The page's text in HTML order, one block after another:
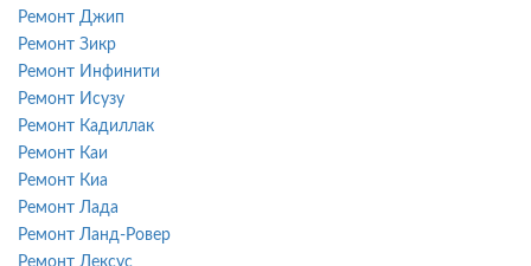
Ремонт Джип
Ремонт Зикр
Ремонт Инфинити
Ремонт Исузу
Ремонт Кадиллак
Ремонт Каи
Ремонт Киа
Ремонт Лада
Ремонт Ланд-Ровер
Ремонт Лексус